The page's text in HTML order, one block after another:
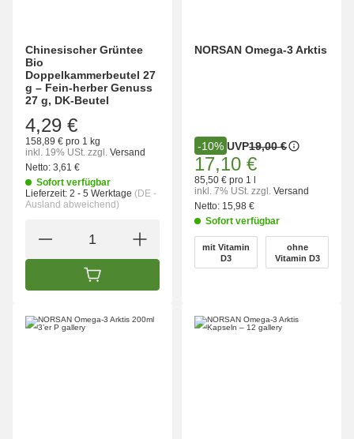
Chinesischer Grüntee
Bio
Doppelkammerbeutel 27
g – Fein-herber Genuss
27 g, DK-Beutel
4,29 €
158,89 € pro 1 kg
inkl. 19% USt. zzgl. Versand
Netto: 3,61 €
Sofort verfügbar
Lieferzeit: 2 - 5 Werktage (DE -
Ausland abweichend)
IN DEN WARENKORB
NORSAN Omega-3 Arktis
-10% UVP19,00 €
17,10 €
85,50 € pro 1 l
inkl. 7% USt. zzgl. Versand
Netto: 15,98 €
Sofort verfügbar
wählen
mit Vitamin
D3mit Vitamin D3
ohne
Vitamin D3ohne Vitamin